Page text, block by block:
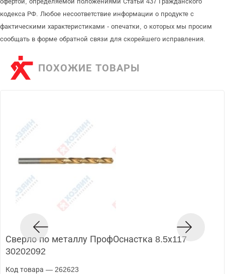
кодекса РФ. Любое несоответствие информации о продукте с
фактическими характеристиками - опечатки, о которых мы просим
сообщать в форме обратной связи для скорейшего исправления.
ПОХОЖИЕ ТОВАРЫ
Сверло по металлу ПрофОснастка 8.5х117
30202092
Код товара — 262623